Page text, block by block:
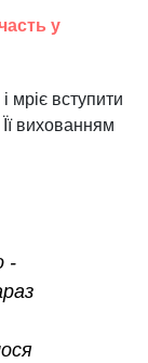
у
мріє вступити
вихованням
-